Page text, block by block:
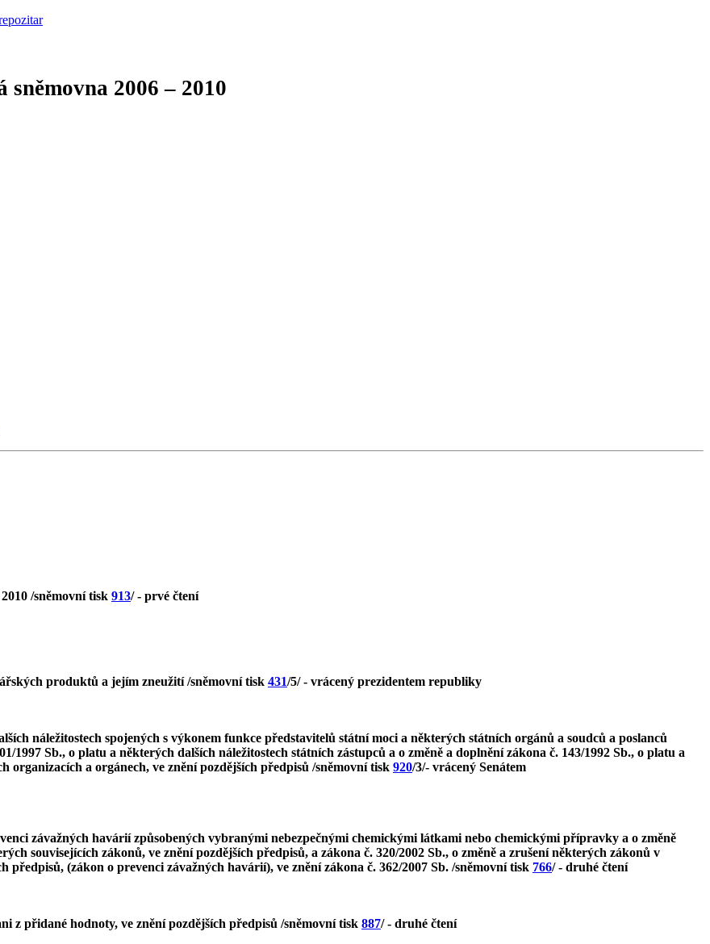
sněmovna 2006 – 2010
/sněmovní tisk 913/ - prvé čtení
produktů a jejím zneužití /sněmovní tisk 431/5/ - vrácený prezidentem republiky
náležitostech spojených s výkonem funkce představitelů státní moci a některých státních orgánů a soudců a poslanců
Sb., o platu a některých dalších náležitostech státních zástupců a o změně a doplnění zákona č. 143/1992 Sb., o platu a
organizacích a orgánech, ve znění pozdějších předpisů /sněmovní tisk 920/3/- vrácený Senátem
závažných havárií způsobených vybranými nebezpečnými chemickými látkami nebo chemickými přípravky a o změně
souvisejících zákonů, ve znění pozdějších předpisů, a zákona č. 320/2002 Sb., o změně a zrušení některých zákonů v
(zákon o prevenci závažných havárií), ve znění zákona č. 362/2007 Sb. /sněmovní tisk 766/ - druhé čtení
z přidané hodnoty, ve znění pozdějších předpisů /sněmovní tisk 887/ - druhé čtení